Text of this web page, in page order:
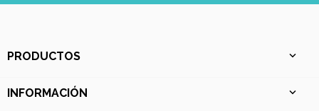
PRODUCTOS 
INFORMACIÓN 